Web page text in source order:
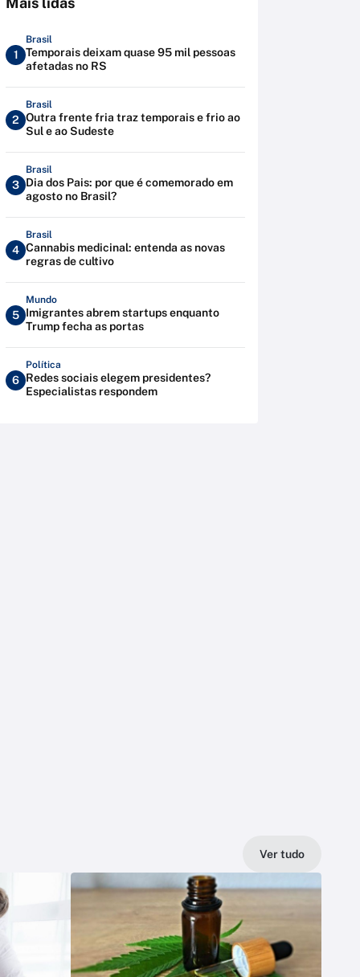
1
Brasil
Temporais deixam quase 95 mil pessoas
afetadas no RS
2
Brasil
Outra frente fria traz temporais e frio ao
Sul e ao Sudeste
3
Brasil
Dia dos Pais: por que é comemorado em
agosto no Brasil?
4
Brasil
Cannabis medicinal: entenda as novas
regras de cultivo
5
Mundo
Imigrantes abrem startups enquanto
Trump fecha as portas
6
Política
Redes sociais elegem presidentes?
Especialistas respondem
Ver tudo